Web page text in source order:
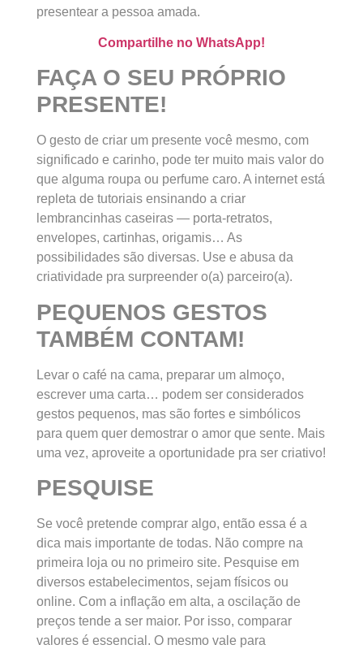
presentear a pessoa amada.
Compartilhe no WhatsApp!
FAÇA O SEU PRÓPRIO
PRESENTE!
O gesto de criar um presente você mesmo, com
significado e carinho, pode ter muito mais valor do
que alguma roupa ou perfume caro. A internet está
repleta de tutoriais ensinando a criar
lembrancinhas caseiras — porta-retratos,
envelopes, cartinhas, origamis… As
possibilidades são diversas. Use e abusa da
criatividade pra surpreender o(a) parceiro(a).
PEQUENOS GESTOS
TAMBÉM CONTAM!
Levar o café na cama, preparar um almoço,
escrever uma carta… podem ser considerados
gestos pequenos, mas são fortes e simbólicos
para quem quer demostrar o amor que sente. Mais
uma vez, aproveite a oportunidade pra ser criativo!
PESQUISE
Se você pretende comprar algo, então essa é a
dica mais importante de todas. Não compre na
primeira loja ou no primeiro site. Pesquise em
diversos estabelecimentos, sejam físicos ou
online. Com a inflação em alta, a oscilação de
preços tende a ser maior. Por isso, comparar
valores é essencial. O mesmo vale para